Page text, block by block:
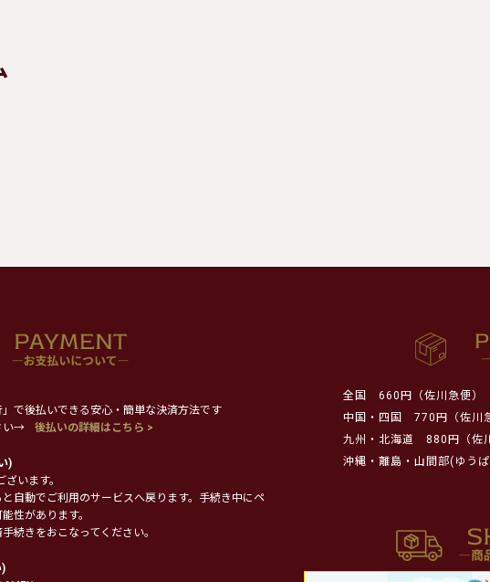
で後払いできる安心・簡単な決済方法です
い→
後払いの詳細はこちら >
)
います。
自動でご利用のサービスへ戻ります。手続き中にペ
性があります。
続きをおこなってください。
)
全国
660円（佐川急便）
中国・四国
770円（佐川
九州・北海道
880円（佐
沖縄・離島・山間部(ゆう